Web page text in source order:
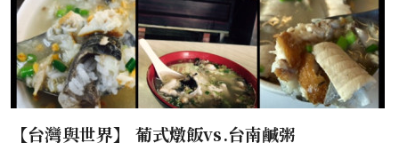
【台灣與世界】 葡式燉飯vs.台南鹹粥